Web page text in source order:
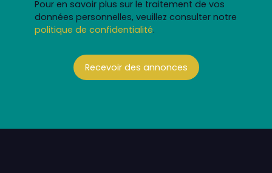
Pour en savoir plus sur le traitement de vos
données personnelles, veuillez consulter notre
politique de confidentialité.
Recevoir des annonces